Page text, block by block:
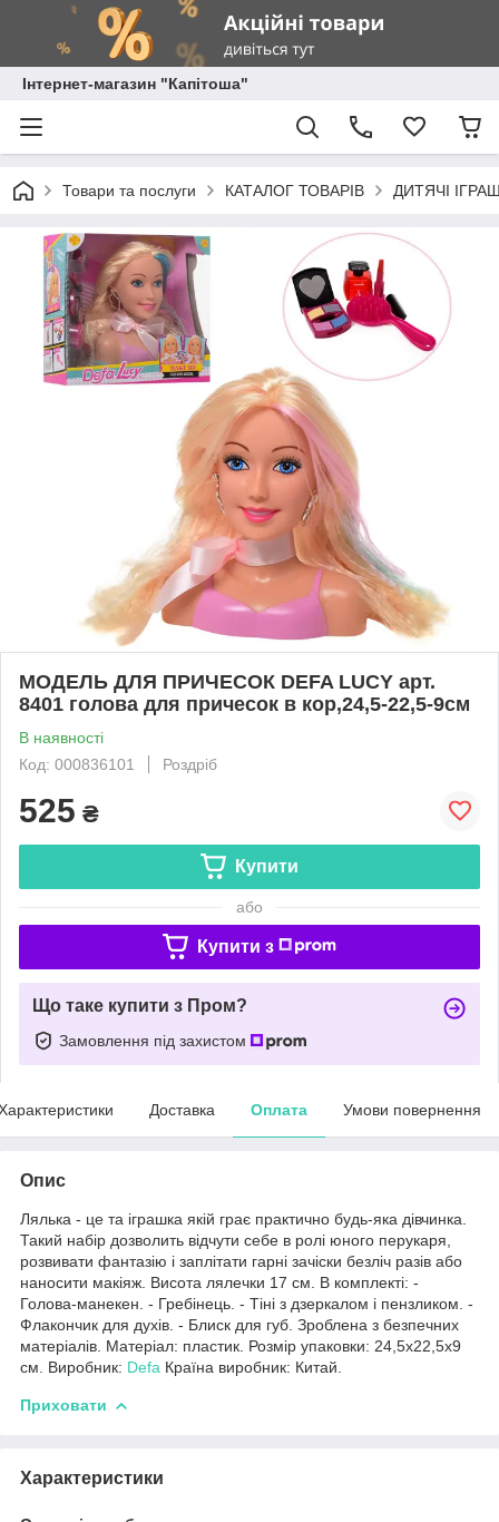
Інтернет-магазин "Капітоша"
Товари та послуги КАТАЛОГ ТОВАРІВ ДИТЯЧІ
МОДЕЛЬ ДЛЯ ПРИЧЕСОК DEFA LUCY арт.
8401 голова для причесок в кор,24,5-22,5-9см
В наявності
Код: 000836101
Роздріб
525 ₴
Купити
або
Купити з
Що таке купити з Пром?
Замовлення під захистом
Доставка Оплата Умови повернення
Опис
Лялька - це та іграшка якій грає практично будь-яка дівчинка.
Такий набір дозволить відчути себе в ролі юного перукаря,
розвивати фантазію і заплітати гарні зачіски безліч разів або
наносити макіяж. Висота лялечки 17 см. В комплекті: -
Голова-манекен. - Гребінець. - Тіні з дзеркалом і пензликом. -
Флакончик для духів. - Блиск для губ. Зроблена з безпечних
матеріалів. Матеріал: пластик. Розмір упаковки: 24,5х22,5х9
см. Виробник: Defa Країна виробник: Китай.
Приховати
Характеристики